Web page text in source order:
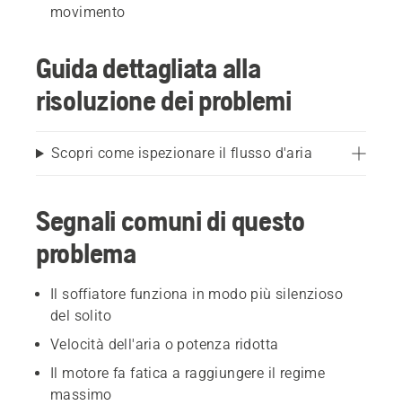
movimento
Guida dettagliata alla
risoluzione dei problemi
Scopri come ispezionare il flusso d'aria
Segnali comuni di questo
problema
Il soffiatore funziona in modo più silenzioso
del solito
Velocità dell'aria o potenza ridotta
Il motore fa fatica a raggiungere il regime
massimo